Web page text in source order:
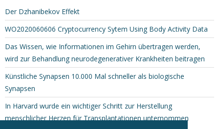
Der Dzhanibekov Effekt
WO2020060606 Cryptocurrency Sytem Using Body Activity Data
Das Wissen, wie Informationen im Gehirn übertragen werden,
wird zur Behandlung neurodegenerativer Krankheiten beitragen
Künstliche Synapsen 10.000 Mal schneller als biologische
Synapsen
In Harvard wurde ein wichtiger Schritt zur Herstellung
menschlicher Herzen für Transplantationen unternommen